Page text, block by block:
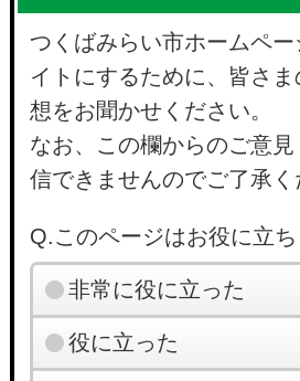
つくばみらい市ホームペ
イトにするために、皆さ
想をお聞かせください。
なお、この欄からのご意
信できませんのでご了承く
Q.このページはお役に立ち
非常に役に立った
役に立った